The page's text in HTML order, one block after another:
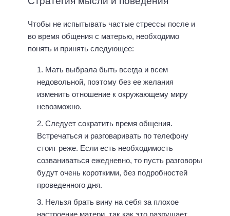
Чтобы не испытывать частые стрессы после и
во время общения с матерью, необходимо
понять и принять следующее:
Мать выбрала быть всегда и всем
недовольной, поэтому без ее желания
изменить отношение к окружающему миру
невозможно.
Следует сократить время общения.
Встречаться и разговаривать по телефону
стоит реже. Если есть необходимость
созваниваться ежедневно, то пусть разговоры
будут очень короткими, без подробностей
проведенного дня.
Нельзя брать вину на себя за плохое
настроение матери, так как это разрушает